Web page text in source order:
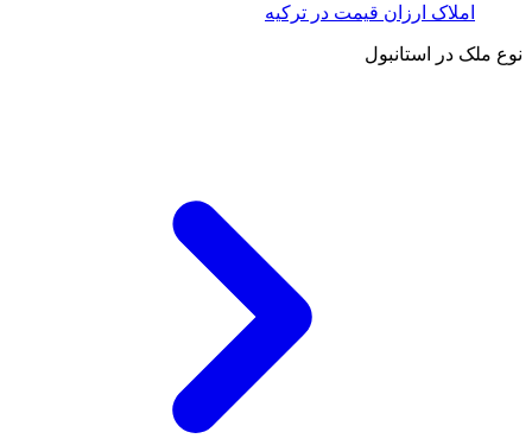
املاک ارزان قیمت در ترکیه
نوع ملک در استانبول